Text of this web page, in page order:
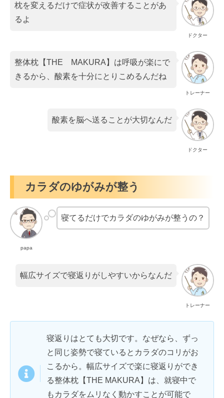
ドクター
枕を変えるだけで症状が改善することがあ
るよ
トレーナー
整体枕【THE MAKURA】は呼吸が楽にで
きるから、酸素を十分にとりこめるんだね
ドクター
酸素を脳へ送ることが大切なんだ
カラダのゆがみが整う
papa
寝てるだけでカラダのゆがみが整うの？
トレーナー
幅広サイズで寝返りがしやすいからなんだ
寝返りはとても大切です。なぜなら、ずっ
と同じ姿勢で寝ているとカラダのコリがお
こるから。幅広サイズで楽に寝返りができ
る整体枕【THE MAKURA】は、就寝中で
もカラダをムリなく動かすことが可能で